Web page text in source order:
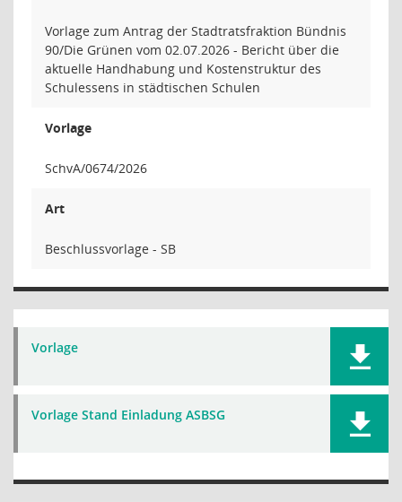
Vorlage zum Antrag der Stadtratsfraktion Bündnis
90/Die Grünen vom 02.07.2026 - Bericht über die
aktuelle Handhabung und Kostenstruktur des
Schulessens in städtischen Schulen
Vorlage
SchvA/0674/2026
Art
Beschlussvorlage - SB
Vorlage
Vorlage Stand Einladung ASBSG